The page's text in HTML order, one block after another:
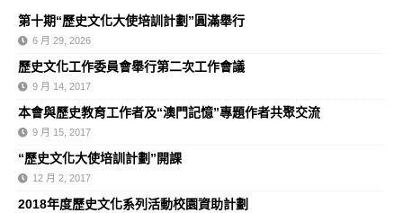
第十期“歷史文化大使培訓計劃”圓滿舉行
6 月 29, 2026
歷史文化工作委員會舉行第二次工作會議
9 月 14, 2017
本會與歷史教育工作者及“澳門記憶”專題作者共聚交流
9 月 15, 2017
“歷史文化大使培訓計劃”開課
12 月 2, 2017
2018年度歷史文化系列活動校園資助計劃